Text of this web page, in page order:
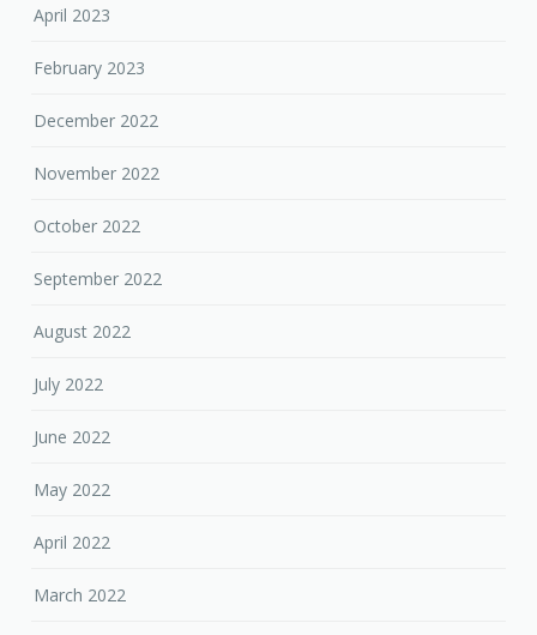
April 2023
February 2023
December 2022
November 2022
October 2022
September 2022
August 2022
July 2022
June 2022
May 2022
April 2022
March 2022